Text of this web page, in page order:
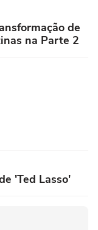
de
na Parte 2
'Ted Lasso'